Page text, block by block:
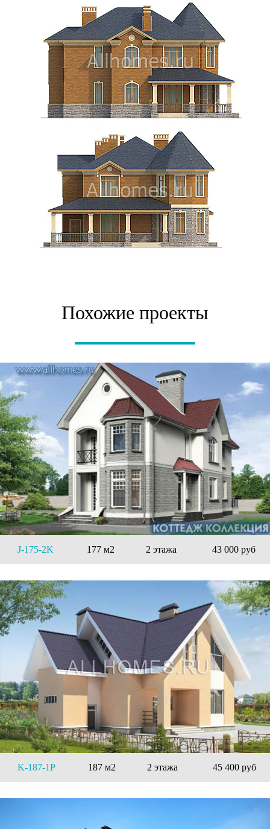
Похожие проекты
J-175-2K 177 м2 2 этажа 43 000 руб
K-187-1P 187 м2 2 этажа 45 400 руб